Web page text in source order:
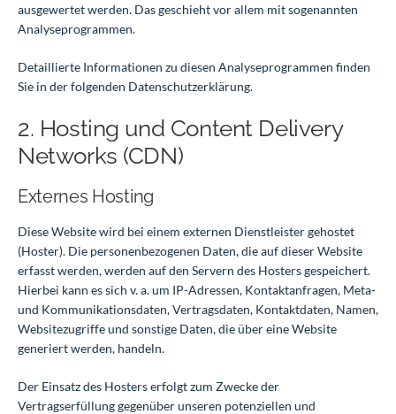
ausgewertet werden. Das geschieht vor allem mit sogenannten
Analyseprogrammen.
Detaillierte Informationen zu diesen Analyseprogrammen finden
Sie in der folgenden Datenschutzerklärung.
2. Hosting und Content Delivery
Networks (CDN)
Externes Hosting
Diese Website wird bei einem externen Dienstleister gehostet
(Hoster). Die personenbezogenen Daten, die auf dieser Website
erfasst werden, werden auf den Servern des Hosters gespeichert.
Hierbei kann es sich v. a. um IP-Adressen, Kontaktanfragen, Meta-
und Kommunikationsdaten, Vertragsdaten, Kontaktdaten, Namen,
Websitezugriffe und sonstige Daten, die über eine Website
generiert werden, handeln.
Der Einsatz des Hosters erfolgt zum Zwecke der
Vertragserfüllung gegenüber unseren potenziellen und